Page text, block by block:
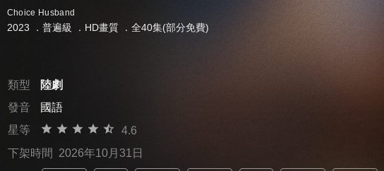
Choice Husband
2023 ． 普遍級 ．HD畫質 ．全40集(部分免費)
類型
陸劇
發音
國語
星等
4.6
下架時間 2026年10月31日